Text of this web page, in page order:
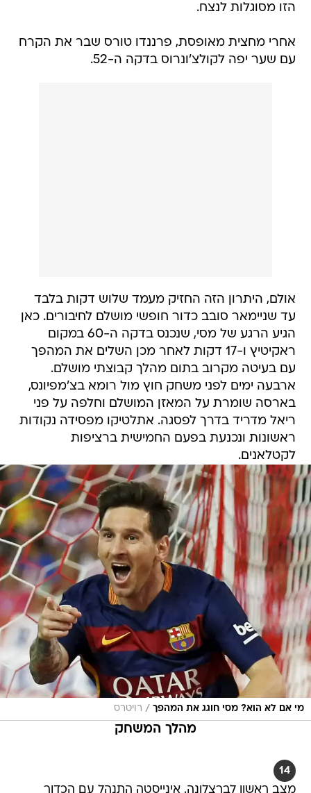
הזו מסוגלות לנצח.
אחרי מחצית מאופסת, פרננדו טורס שבר את הקרח
עם שער יפה לקולצ'ונרוס בדקה ה-52.
אולם, היתרון הזה החזיק מעמד שלוש דקות בלבד
עד שניימאר סובב כדור חופשי מושלם לחיבורים. כאן
הגיע הרגע של מסי, שנכנס בדקה ה-60 במקום
ראקיטיץ ו-17 דקות לאחר מכן השלים את המהפך
עם בעיטה מקרוב בתום מהלך קבוצתי מושלם.
ארבעה ימים לפני משחק חוץ מול רומא בצ'מפיונס,
בארסה שומרת על המאזן המושלם וחלפה על פני
ריאל מדריד בדרך לפסגה. אתלטיקו מפסידה נקודות
ראשונות ונכנעת בפעם החמישית ברציפות
לקטלאנים.
מי אם לא הוא? מסי חוגג את המהפך / רויטרס
מהלך המשחק
14
מצב ראשון לברצלונה. אינייסטה התנהל עם הכדור